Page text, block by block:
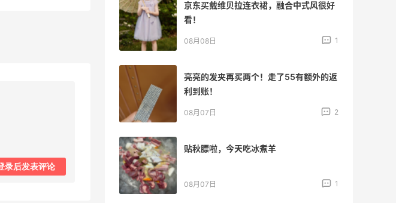
录后发表评论
京东买戴维贝拉连衣裙，融合中式风很好
看！
08月08日 1
亮亮的发夹再买两个！走了55有额外的返
利到账！
08月07日 2
贴秋膘啦，今天吃冰煮羊
08月07日 1